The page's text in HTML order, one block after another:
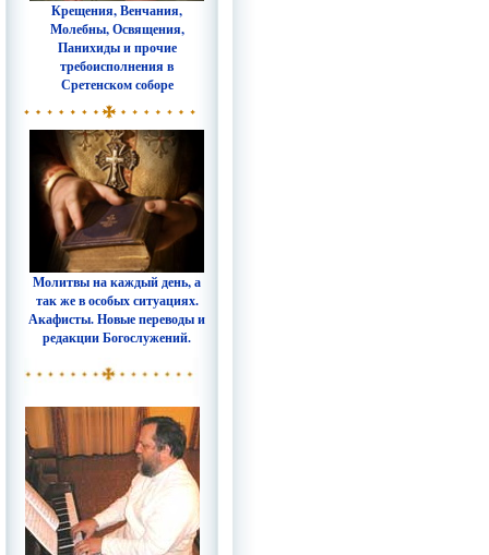
Крещения, Венчания,
Молебны, Освящения,
Панихиды и прочие
требоисполнения в
Сретенском соборе
Молитвы на каждый день, а
так же в особых ситуациях.
Акафисты. Новые переводы и
редакции Богослужений.